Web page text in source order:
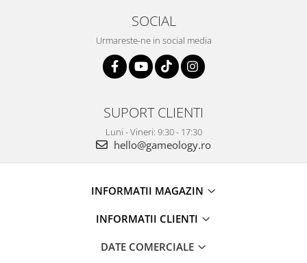
SOCIAL
Urmareste-ne in social media
SUPORT CLIENTI
Luni - Vineri: 9:30 - 17:30
hello@gameology.ro
INFORMATII MAGAZIN
INFORMATII CLIENTI
DATE COMERCIALE